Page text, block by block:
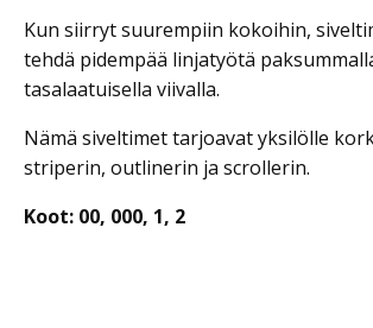
Kun siirryt suurempiin kokoihin,
tehdä pidempää linjatyötä
tasalaatuisella viivalla.
Nämä siveltimet tarjoavat yksilölle
striperin, outlinerin ja scrollerin.
Koot: 00, 000, 1, 2